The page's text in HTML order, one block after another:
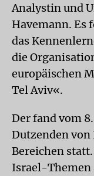
Analystin und
Havemann. Es
das
die
europäischen
Tel Aviv«.
Der fand vom
Dutzenden von
Bereichen
Israel-Themen